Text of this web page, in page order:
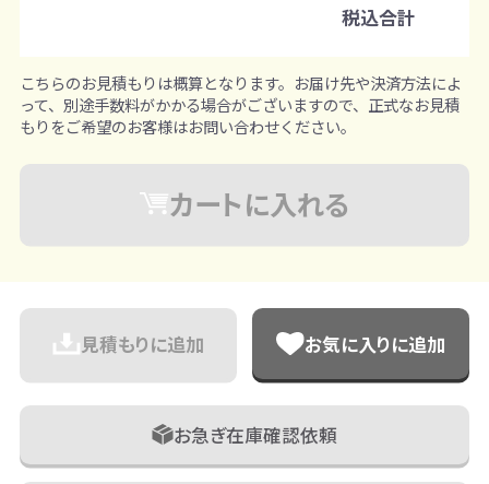
※既製品サンプルは各色3個まで
税込合計
こちらのお見積もりは概算となります。お届け先や決済方法によ
って、別途手数料がかかる場合がございますので、正式なお見積
もりをご希望のお客様はお問い合わせください。
カートに入れる
見積もりに追加 お気に入りに追加
お急ぎ在庫確認依頼